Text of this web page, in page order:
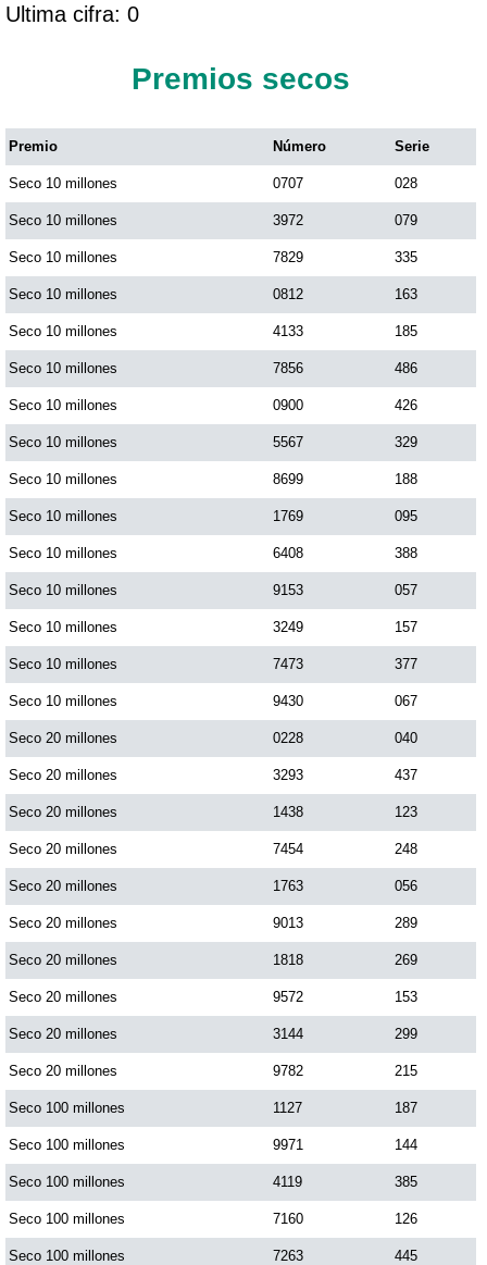
Ultima cifra: 0
Premios secos
Premio Número Serie
Seco 10 millones 0707 028
Seco 10 millones 3972 079
Seco 10 millones 7829 335
Seco 10 millones 0812 163
Seco 10 millones 4133 185
Seco 10 millones 7856 486
Seco 10 millones 0900 426
Seco 10 millones 5567 329
Seco 10 millones 8699 188
Seco 10 millones 1769 095
Seco 10 millones 6408 388
Seco 10 millones 9153 057
Seco 10 millones 3249 157
Seco 10 millones 7473 377
Seco 10 millones 9430 067
Seco 20 millones 0228 040
Seco 20 millones 3293 437
Seco 20 millones 1438 123
Seco 20 millones 7454 248
Seco 20 millones 1763 056
Seco 20 millones 9013 289
Seco 20 millones 1818 269
Seco 20 millones 9572 153
Seco 20 millones 3144 299
Seco 20 millones 9782 215
Seco 100 millones 1127 187
Seco 100 millones 9971 144
Seco 100 millones 4119 385
Seco 100 millones 7160 126
Seco 100 millones 7263 445